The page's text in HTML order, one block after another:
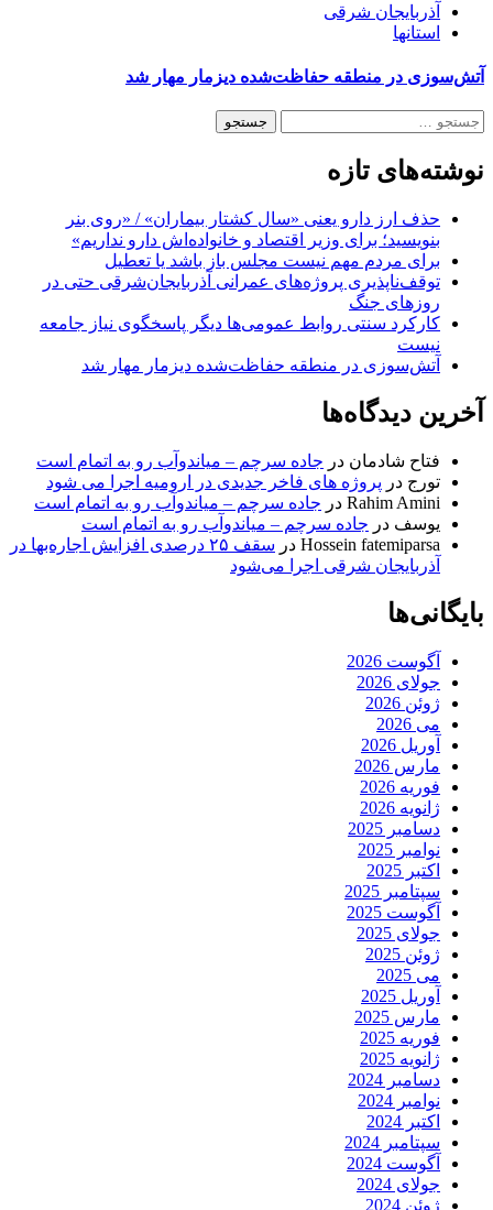
آذربایجان شرقی
استانها
آتش‌سوزی در منطقه حفاظت‌شده دیزمار مهار شد
نوشته‌های تازه
حذف ارز دارو یعنی «سال کشتار بیماران» / «روی بنر
بنویسید؛ برای وزیر اقتصاد و خانواده‌اش دارو نداریم»
برای مردم مهم نیست مجلس باز باشد یا تعطیل
توقف‌ناپذیری پروژه‌های عمرانی آذربایجان‌شرقی حتی در
روزهای جنگ
کارکرد سنتی روابط عمومی‌ها دیگر پاسخگوی نیاز جامعه
نیست
آتش‌سوزی در منطقه حفاظت‌شده دیزمار مهار شد
آخرین دیدگاه‌ها
فتاح شادمان در جاده سرچم – میاندوآب رو به اتمام است
تورج در پروژه های فاخر جدیدی در ارومیه اجرا می شود
Rahim Amini در جاده سرچم – میاندوآب رو به اتمام است
یوسف در جاده سرچم – میاندوآب رو به اتمام است
Hossein fatemiparsa در
سقف ۲۵ درصدی افزایش اجاره‌بها در
آذربایجان شرقی اجرا می‌شود
بایگانی‌ها
آگوست 2026
جولای 2026
ژوئن 2026
می 2026
آوریل 2026
مارس 2026
فوریه 2026
ژانویه 2026
دسامبر 2025
نوامبر 2025
اکتبر 2025
سپتامبر 2025
آگوست 2025
جولای 2025
ژوئن 2025
می 2025
آوریل 2025
مارس 2025
فوریه 2025
ژانویه 2025
دسامبر 2024
نوامبر 2024
اکتبر 2024
سپتامبر 2024
آگوست 2024
جولای 2024
ژوئن 2024